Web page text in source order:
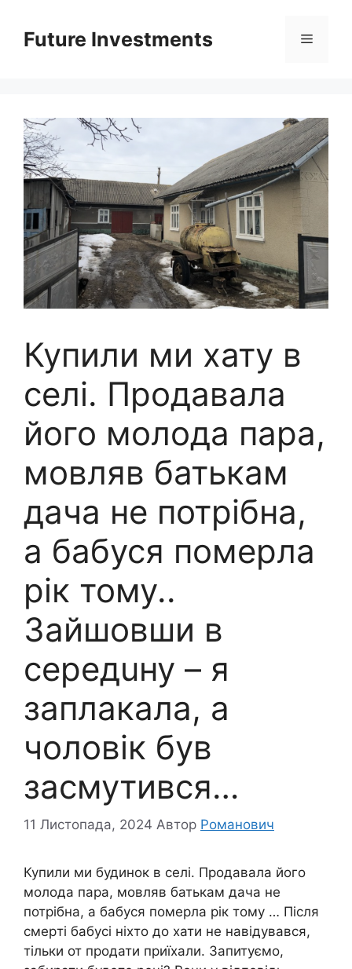
вмістуFuture Investments Меню
Купили ми хату в
селі. Продавала
його молода пара,
мовляв батькам
дача не потрібна,
а бабуся помepла
рік тому..
Зайшовши в
середuну – я
заплакала, а
чоловік був
засмутився…
11 Листопада, 2024 Автор Романович
Купили ми будинок в селі. Продавала його
молода пара, мовляв батькам дача не
потрібна, а бабуся помepла рік тому … Після
смepті бабусі ніхто до хати не навідувався,
тільки от продати приїхали. Запитуємо,